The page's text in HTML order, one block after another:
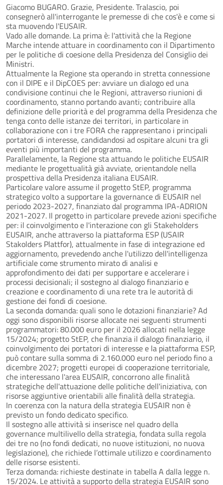
Giacomo BUGARO. Grazie, Presidente. Tralascio, poi
consegnerò all'interrogante le premesse di che cos'è e come si
sta muovendo l'EUSAIR.
Vado alle domande. La prima è: l'attività che la Regione
Marche intende attuare in coordinamento con il Dipartimento
per le politiche di coesione della Presidenza del Consiglio dei
Ministri.
Attualmente la Regione sta operando in stretta connessione
con il DIPE e il DipCOES per: avviare un dialogo ed una
condivisione continui che le Regioni, attraverso riunioni di
coordinamento, stanno portando avanti; contribuire alla
definizione delle priorità e del programma della Presidenza che
tenga conto delle istanze dei territori, in particolare in
collaborazione con i tre FORA che rappresentano i principali
portatori di interesse, candidandosi ad ospitare alcuni tra gli
eventi più importanti del programma.
Parallelamente, la Regione sta attuando le politiche EUSAIR
mediante le progettualità già avviate, orientandole nella
prospettiva della Presidenza italiana EUSAIR.
Particolare valore assume il progetto StEP, programma
strategico volto a supportare la governance di EUSAIR nel
periodo 2023-2027, finanziato dal programma IPA-ADRION
2021-2027. Il progetto in particolare prevede azioni specifiche
per: il coinvolgimento e l'interazione con gli Stakeholders
EUSAIR, anche attraverso la piattaforma ESP (USAIR
Stakolders Plattfor), attualmente in fase di integrazione ed
aggiornamento, prevedendo anche l'utilizzo dell'intelligenza
artificiale come strumento mirato di analisi e
approfondimento dei dati per supportare e accelerare i
processi decisionali; il sostegno al dialogo finanziario e
creazione e coordinamento di una rete tra le autorità di
gestione dei fondi di coesione.
La seconda domanda: quali sono le dotazioni finanziarie? Ad
oggi sono disponibili risorse allocate nei seguenti strumenti
programmatori: 80.000 euro per il 2026 allocati nella legge
15/2024; progetto StEP, che finanzia il dialogo finanziario, il
coinvolgimento dei portatori di interesse e la piattaforma ESP,
può contare sulla somma di 2.160.000 euro nel periodo fino a
dicembre 2027; progetti europei di cooperazione territoriale,
che interessano l'area EUSAIR, concorrono alle finalità
strategiche dell'attuazione delle politiche dell'iniziativa, con
risorse aggiuntive orientabili alle finalità della strategia.
In coerenza con la natura della strategia EUSAIR non è
previsto un fondo dedicato specifico.
Il sostegno alle attività si inserisce nel quadro della
governance multilivello della strategia, fondata sulla regola
dei tre no (no fondi dedicati, no nuove istituzioni, no nuova
legislazione), che richiede l’ottimale utilizzo e coordinamento
delle risorse esistenti.
Terza domanda: richieste destinate in tabella A dalla legge n.
15/2024. Le attività a supporto della strategia EUSAIR sono